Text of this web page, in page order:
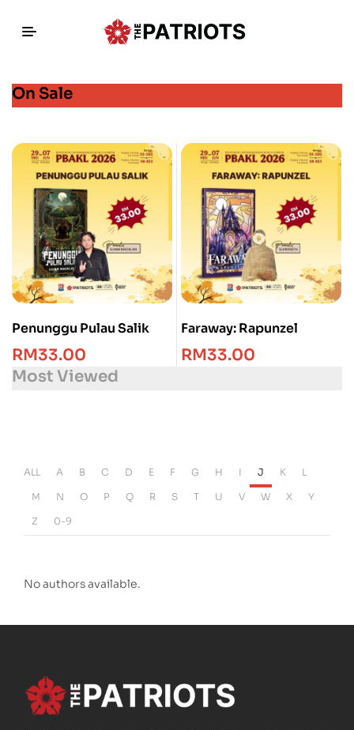
On Sale
Penunggu Pulau Salik
RM33.00
Faraway: Rapunzel
RM33.00
Most Viewed
ALL A B C D E F G H I J K L
M N O P Q R S T U V W X Y
Z 0-9
No authors available.